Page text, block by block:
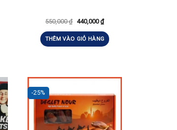
550,000₫ 440,000₫
THÊM VÀO GIỎ HÀNG
-25%